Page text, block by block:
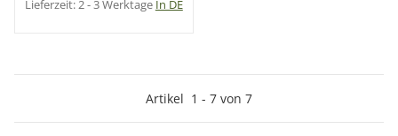
Lieferzeit: 2 - 3 Werktage In DE
Artikel 1 - 7 von 7